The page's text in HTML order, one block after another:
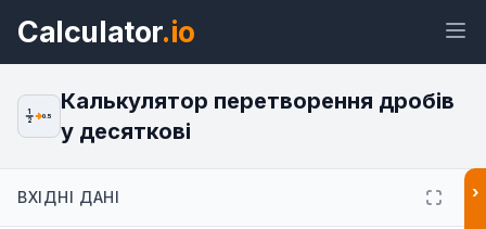
Calculator.io
1
2
0.5
Калькулятор перетворення дробів
у десяткові
ВХІДНІ ДАНІ ›